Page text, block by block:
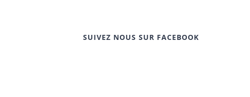
SUIVEZ NOUS SUR FACEBOOK